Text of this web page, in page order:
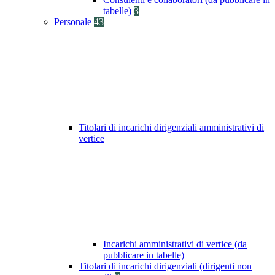
tabelle) 3
Personale 43
Titolari di incarichi dirigenziali amministrativi di
vertice
Incarichi amministrativi di vertice (da
pubblicare in tabelle)
Titolari di incarichi dirigenziali (dirigenti non